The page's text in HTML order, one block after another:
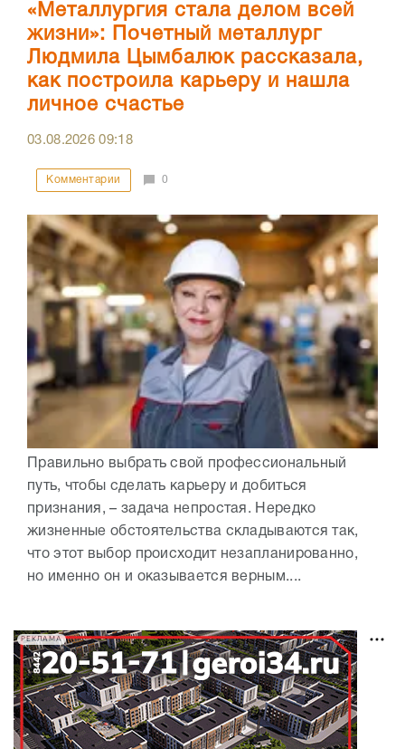
«Металлургия стала делом всей
жизни»: Почетный металлург
Людмила Цымбалюк рассказала,
как построила карьеру и нашла
личное счастье
03.08.202609:18
Комментарии 0
Правильно выбрать свой профессиональный
путь, чтобы сделать карьеру и добиться
признания, – задача непростая. Нередко
жизненные обстоятельства складываются так,
что этот выбор происходит незапланированно,
но именно он и оказывается верным....
РЕКЛАМА